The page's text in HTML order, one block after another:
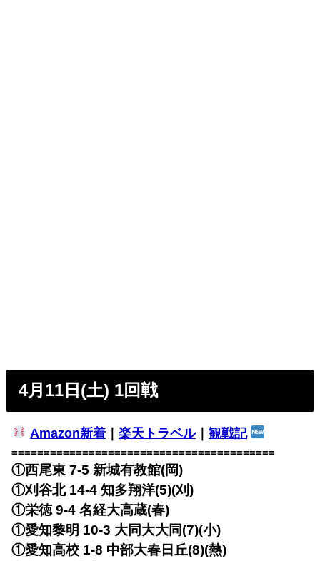
4月11日(土) 1回戦
Amazon新着｜ 楽天トラベル｜ 観戦記
=========================================
①西尾東 7-5 新城有教館(岡)
①刈谷北 14-4 知多翔洋(5)(刈)
①栄徳 9-4 名経大高蔵(春)
①愛知黎明 10-3 大同大大同(7)(小)
①愛知高校 1-8 中部大春日丘(8)(熱)